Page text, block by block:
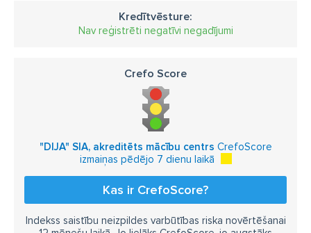
Kredītvēsture:
Nav reģistrēti negatīvi negadījumi
Crefo Score
"DIJA" SIA, akreditēts mācību centrs CrefoScore
izmaiņas pēdējo 7 dienu laikā
Kas ir CrefoScore?
Indekss saistību neizpildes varbūtības riska novērtēšanai